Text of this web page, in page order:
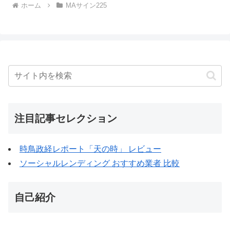
ホーム MAサイン225
注目記事セレクション
時鳥政経レポート「天の時」 レビュー
ソーシャルレンディング おすすめ業者 比較
自己紹介